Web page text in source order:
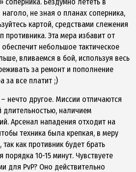
не зная о планах соперника,
картой, средствами слежения
противника. Эта мера избавит от
небольшое тактическое
вливаемся в бой, используя весь
за ремонт и пополнение
за все платит ;)
нечто другое. Миссии отличаются
наличием
Арсенал нападения отходит на
техника была крепкая, в меру
как противник будет брать
порядка 10-15 минут. Чувствуете
для PvP? Оно действительно